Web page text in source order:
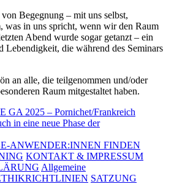
Begegnung – mit uns selbst,
was in uns spricht, wenn wir den Raum
Abend wurde sogar getanzt – ein
Lebendigkeit, die während des Seminars
an alle, die teilgenommen und/oder
Raum mitgestaltet haben.
GA 2025 – Pornichet/Frankreich
in eine neue Phase der
ANWENDER:INNEN FINDEN
KONTAKT & IMPRESSUM
Allgemeine
SATZUNG